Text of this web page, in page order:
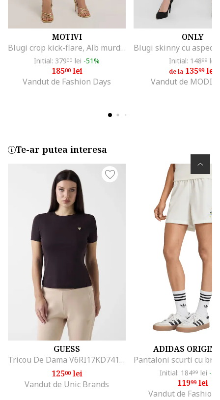
MOTIVI
Blugi crop kick-flare, Alb murdar
Initial: 37900 lei -51%
18500lei
Vandut de Fashion Days
ONLY
Initial: 14899 lei
de la 13599lei
Vandut de
Te-ar putea interesa
GUESS
Tricou De Dama V6RI17KD741, Negru
12500lei
Vandut de Unic Brands
ADIDAS
Initial: 18499 lei -
11999lei
Vandut de Fashion